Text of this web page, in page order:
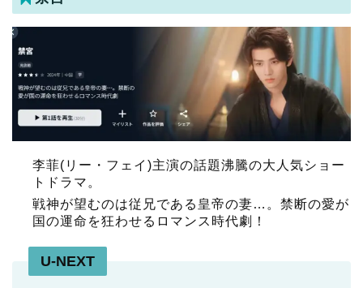
李菲(リー・フェイ)主演の話題沸騰の大人気ショー
トドラマ。
戦神が望むのは従兄である皇帝の妻…。禁断の愛が
国の運命を狂わせるロマンス時代劇！
U-NEXT